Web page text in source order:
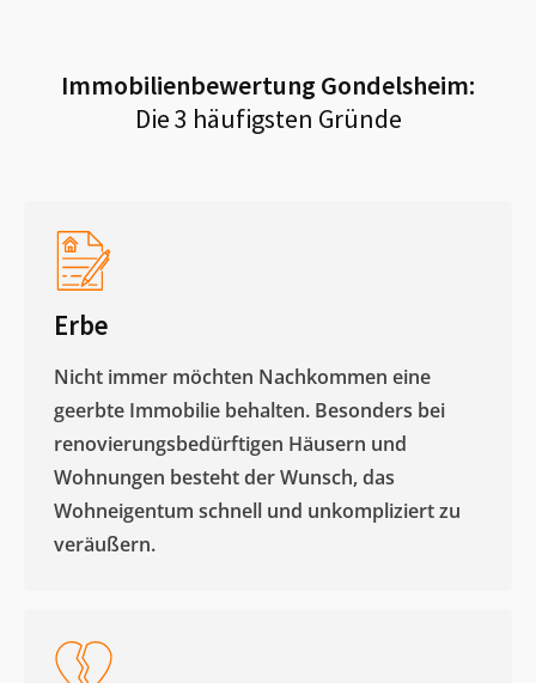
Immobilienbewertung Gondelsheim:
Die 3 häufigsten Gründe
Erbe
Nicht immer möchten Nachkommen eine
geerbte Immobilie behalten. Besonders bei
renovierungsbedürftigen Häusern und
Wohnungen besteht der Wunsch, das
Wohneigentum schnell und unkompliziert zu
veräußern. ​